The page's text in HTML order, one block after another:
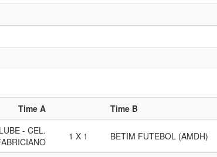
Time A Time B
- CEL.
1 X 1 BETIM FUTEBOL (AMDH)